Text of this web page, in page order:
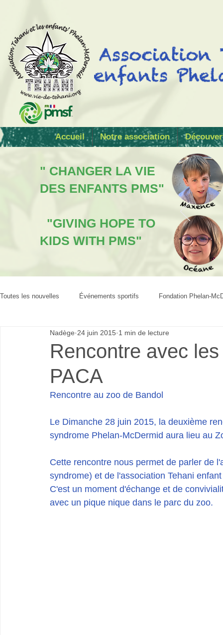
Accueil Notre association
" CHANGER LA VIE
DES ENFANTS PMS"
"GIVING HOPE TO
KIDS WITH PMS"
Toutes les nouvelles Événements sportifs Fondation Phelan-
Rencontre avec
PACA
Nadège 24 juin 2015 1 min de lecture
Rencontre au zoo de Bandol
Le Dimanche 28 juin 2015, la deuxième
syndrome Phelan-McDermid aura lieu au
Cette rencontre nous permet de parler de
syndrome) et de l'association Tehani
C'est un moment d'échange et de
avec un pique nique dans le parc du zoo.